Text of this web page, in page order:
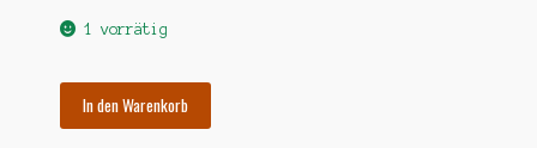
1 vorrätig
In den Warenkorb